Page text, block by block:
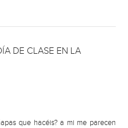
DE CLASE EN LA
que hacéis? a mi me parecen